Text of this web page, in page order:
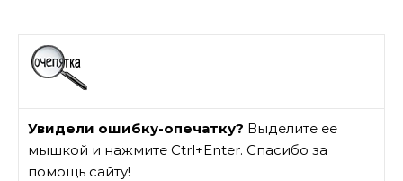
Увидели ошибку-опечатку? Выделите ее
мышкой и нажмите Ctrl+Enter. Спасибо за
помощь сайту!